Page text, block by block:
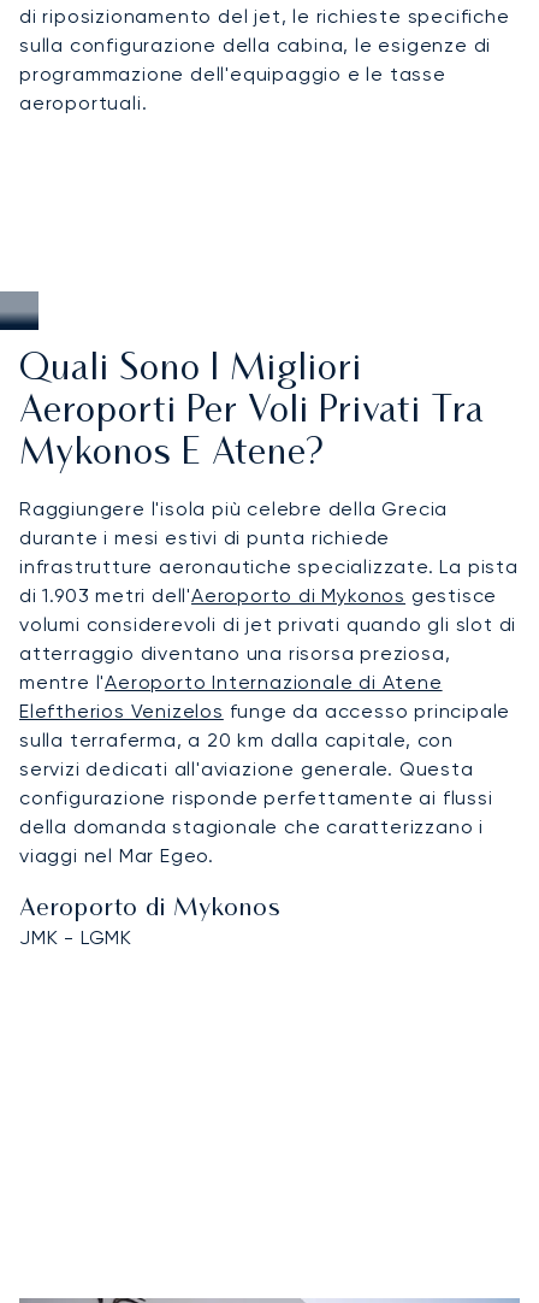
di riposizionamento del jet, le richieste specifiche
sulla configurazione della cabina, le esigenze di
programmazione dell'equipaggio e le tasse
aeroportuali.
Quali Sono I Migliori
Aeroporti Per Voli Privati Tra
Mykonos E Atene?
Raggiungere l'isola più celebre della Grecia
durante i mesi estivi di punta richiede
infrastrutture aeronautiche specializzate. La pista
di 1.903 metri dell'Aeroporto di Mykonos gestisce
volumi considerevoli di jet privati quando gli slot di
atterraggio diventano una risorsa preziosa,
mentre l'Aeroporto Internazionale di Atene
Eleftherios Venizelos funge da accesso principale
sulla terraferma, a 20 km dalla capitale, con
servizi dedicati all'aviazione generale. Questa
configurazione risponde perfettamente ai flussi
della domanda stagionale che caratterizzano i
viaggi nel Mar Egeo.
Aeroporto di Mykonos
JMK - LGMK